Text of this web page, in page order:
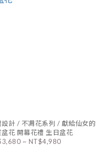
設計 / 不凋花系列 / 獻給仙女的
盆花 開幕花禮 生日盆花
~ NT$4,980